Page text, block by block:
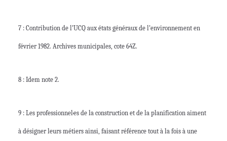
7 : Contribution de l’UCQ aux états généraux de l’environnement en
février 1982. Archives municipales, cote 64Z.
8 : Idem note 2.
9 : Les professionnel·es de la construction et de la planification aiment
à désigner leurs métiers ainsi, faisant référence tout à la fois à une